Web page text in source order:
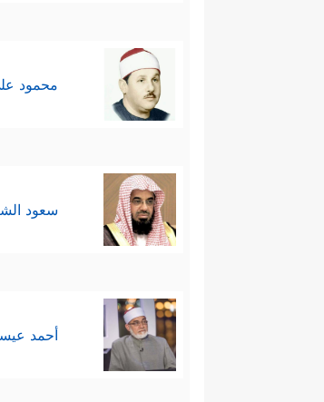
محمود
سعود
أحمد